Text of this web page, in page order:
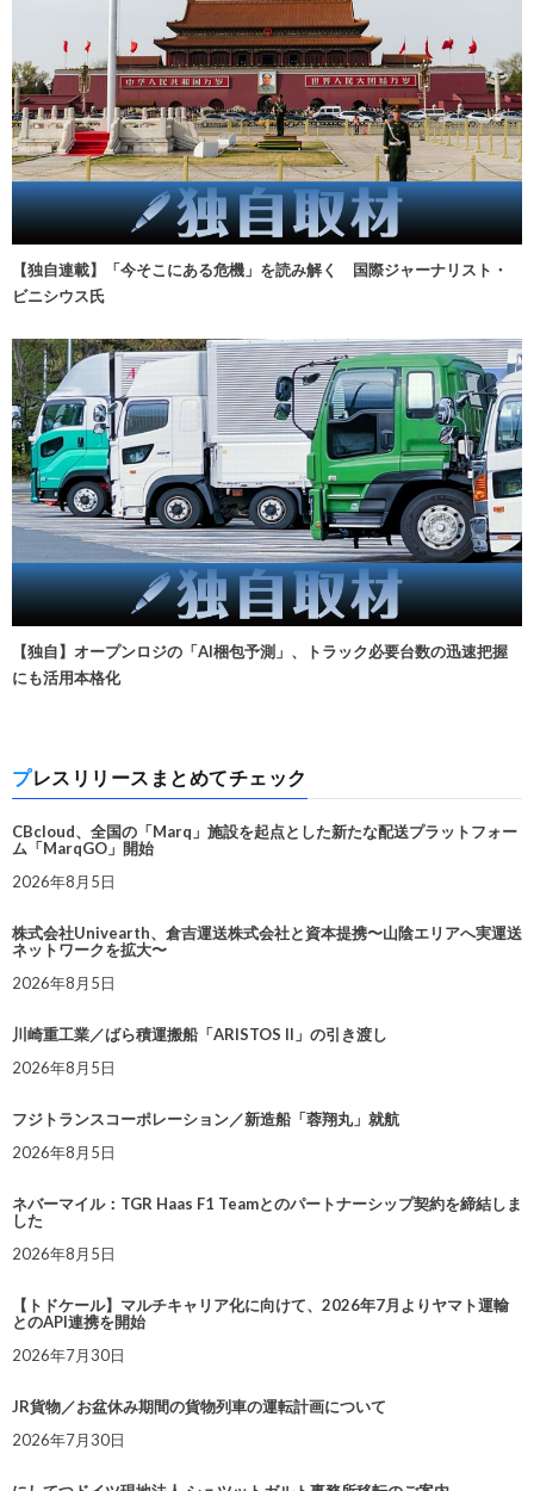
【独自連載】「今そこにある危機」を読み解く 国際ジャーナリスト・
ビニシウス氏
【独自】オープンロジの「AI梱包予測」、トラック必要台数の迅速把握
にも活用本格化
プレスリリースまとめてチェック
CBcloud、全国の「Marq」施設を起点とした新たな配送プラットフォー
ム「MarqGO」開始
2026年8月5日
株式会社Univearth、倉吉運送株式会社と資本提携〜山陰エリアへ実運送
ネットワークを拡大〜
2026年8月5日
川崎重工業／ばら積運搬船「ARISTOS II」の引き渡し
2026年8月5日
フジトランスコーポレーション／新造船「蓉翔丸」就航
2026年8月5日
ネバーマイル：TGR Haas F1 Teamとのパートナーシップ契約を締結しま
した
2026年8月5日
【トドケール】マルチキャリア化に向けて、2026年7月よりヤマト運輸
とのAPI連携を開始
2026年7月30日
JR貨物／お盆休み期間の貨物列車の運転計画について
2026年7月30日